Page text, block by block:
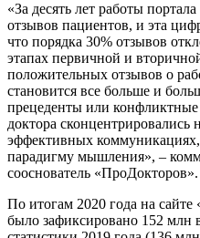
«За десять лет работы
отзывов пациентов, и эта
что порядка 30% отзывов
этапах первичной и
положительных отзывов о
становится все больше и
прецеденты или
доктора сконцентрировались
эффективных
парадигму мышления», –
сооснователь «ПроДокторов».
По итогам 2020 года на
было зафиксировано 152 млн